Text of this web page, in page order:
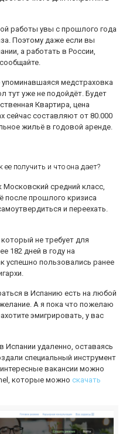
работы увы с прошлого года
Поэтому даже если вы
а работать в России,
медстраховка
тут уже не подойдёт. Будет
Квартира, цена
сейчас составляют от 80.000
жильё в годовой аренде.
получить и что она дает?
Московский средний класс,
после прошлого кризиса
и переехать.
не требует для
182 дней в году на
успешно пользовались ранее
в Испанию есть на любой
А я пока что пожелаю
эмигрировать, у вас
Испании удаленно, оставаясь
специальный инструмент
вакансии можно
которые можно скачать